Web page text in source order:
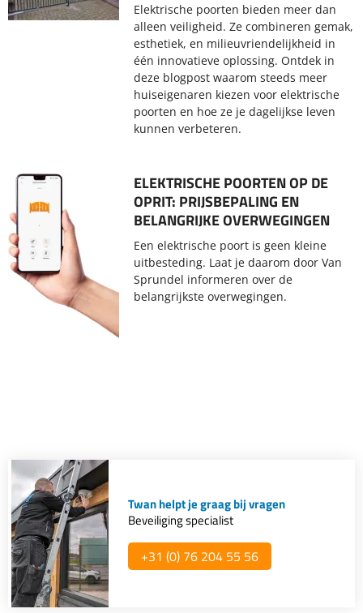
Elektrische poorten bieden meer dan
alleen veiligheid. Ze combineren gemak,
esthetiek, en milieuvriendelijkheid in
één innovatieve oplossing. Ontdek in
deze blogpost waarom steeds meer
huiseigenaren kiezen voor elektrische
poorten en hoe ze je dagelijkse leven
kunnen verbeteren.
ELEKTRISCHE POORTEN OP DE
OPRIT: PRIJSBEPALING EN
BELANGRIJKE OVERWEGINGEN
Een elektrische poort is geen kleine
uitbesteding. Laat je daarom door Van
Sprundel informeren over de
belangrijkste overwegingen.
Twan helpt je graag bij vragen
Beveiliging specialist
+31 (0) 76 204 55 56​